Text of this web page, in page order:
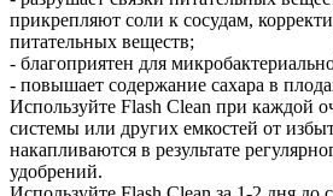
прикрепляют соли к сосудам,
питательных веществ;
- благоприятен для
- повышает содержание сахара в
Используйте Flash Clean при каждой
системы или других емкостей от
накапливаются в результате
удобрений.